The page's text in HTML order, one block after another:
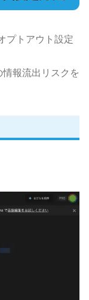
プトアウト設定
報流出リスクを